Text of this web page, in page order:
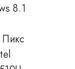
8.1